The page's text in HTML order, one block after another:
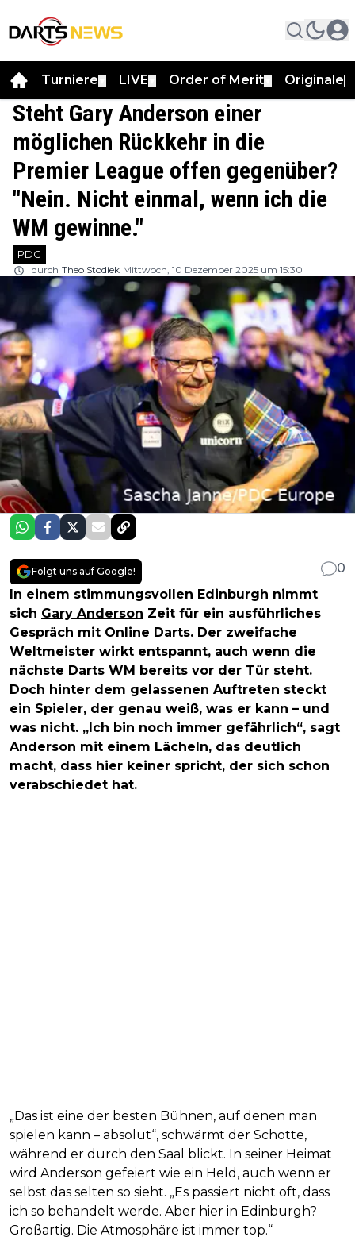
Turniere LIVE Order of Merit Originale
Steht Gary Anderson einer
möglichen Rückkehr in die
Premier League offen gegenüber?
"Nein. Nicht einmal, wenn ich die
WM gewinne."
PDC
durch Theo Stodiek Mittwoch, 10 Dezember 2025 um 15:30
Folgt uns auf Google!
0
In einem stimmungsvollen Edinburgh nimmt
sich Gary Anderson Zeit für ein ausführliches
Gespräch mit Online Darts. Der zweifache
Weltmeister wirkt entspannt, auch wenn die
nächste Darts WM
bereits vor der Tür steht.
Doch hinter dem gelassenen Auftreten steckt
ein Spieler, der genau weiß, was er kann – und
was nicht. „Ich bin noch immer gefährlich“, sagt
Anderson mit einem Lächeln, das deutlich
macht, dass hier keiner spricht, der sich schon
verabschiedet hat.
„Das ist eine der besten Bühnen, auf denen man
spielen kann – absolut“, schwärmt der Schotte,
während er durch den Saal blickt. In seiner Heimat
wird Anderson gefeiert wie ein Held, auch wenn er
selbst das selten so sieht. „Es passiert nicht oft, dass
ich so behandelt werde. Aber hier in Edinburgh?
Großartig. Die Atmosphäre ist immer top.“